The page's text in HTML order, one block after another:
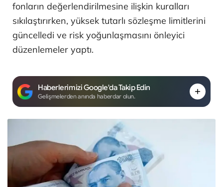
fonların değerlendirilmesine ilişkin kuralları
sıkılaştırırken, yüksek tutarlı sözleşme limitlerini
güncelledi ve risk yoğunlaşmasını önleyici
düzenlemeler yaptı.
Haberlerimizi Google'da Takip Edin
Gelişmelerden anında haberdar olun.